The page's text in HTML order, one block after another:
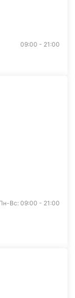
09:00 - 21:00
Вс: 09:00 - 21:00